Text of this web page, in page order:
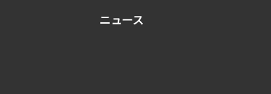
ニュース